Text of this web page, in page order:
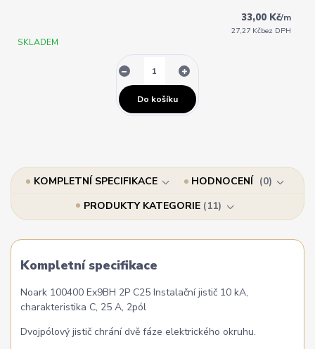
33,00 Kč/m
27,27 Kčbez DPH
SKLADEM
Do košíku
KOMPLETNÍ SPECIFIKACE HODNOCENÍ
0
PRODUKTY KATEGORIE 11
Kompletní specifikace
Noark 100400 Ex9BH 2P C25 Instalační jistič 10 kA,
charakteristika C, 25 A, 2pól
Dvojpólový jistič chrání dvě fáze elektrického okruhu.